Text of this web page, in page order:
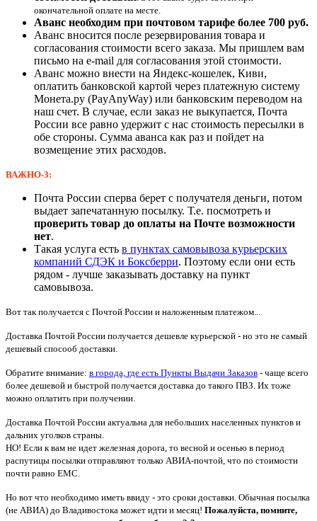
окончательной оплате на месте.
Аванс необходим при почтовом тарифе более 700 руб.
Аванс вносится после резервирования товара и
согласования стоимости всего заказа. Мы пришлем вам
письмо на e-mail для согласования этой стоимости.
Аванс можно внести на Яндекс-кошелек, Киви,
оплатить банковской картой через платежную систему
Монета.ру (PayAnyWay) или банковским переводом на
наш счет. В случае, если заказ не выкупается, Почта
России все равно удержит с нас стоимость пересылки в
обе стороны. Сумма аванса как раз и пойдет на
возмещение этих расходов.
ВАЖНО-3:
Почта России сперва берет с получателя деньги, потом
выдает запечатанную посылку. Т.е. посмотреть и
проверить товар до оплаты на Почте возможности
нет.
Такая услуга есть в пунктах самовывоза курьерских
компаний СДЭК и Боксберри. Поэтому если они есть
рядом - лучше заказывать доставку на пункт
самовывоза.
Вот так получается с Почтой России и наложенным платежом...
Доставка Почтой России получается дешевле курьерской - но это не самый
дешевый спосооб доставки.
Обратите внимание: в города, где есть Пункты Выдачи Заказов - чаще всего
более дешевой и быстрой получается доставка до такого ПВЗ. Их тоже
можно оплатить при получении.
Доставка Почтой России актуальна для небольших населенных пунктов и
дальних уголков страны.
НО! Если к вам не идет железная дорога, то весной и осенью в период
распутицы посылки отправляют только АВИА-почтой, что по стоимости
почти равно ЕМС.
Но вот что необходимо иметь ввиду - это сроки доставки. Обычная посылка
(не АВИА) до Владивостока может идти и месяц! Пожалуйста, помните,